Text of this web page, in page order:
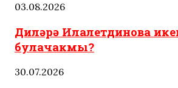
03.08.2026
Диләрә Илалетдинова
булачакмы?
30.07.2026